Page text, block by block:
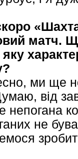
матч.
яку
ми ще
від
не